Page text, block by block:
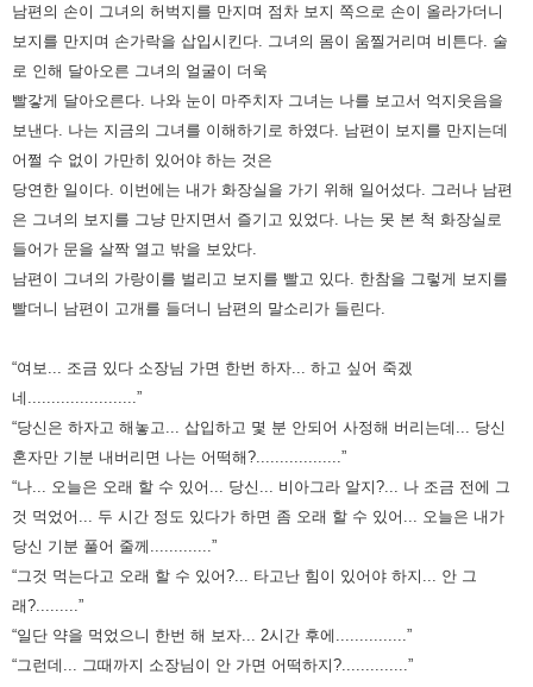
남편의 손이 그녀의 허벅지를 만지며 점차 보지 쪽으로 손이 올라가더니
보지를 만지며 손가락을 삽입시킨다.
그녀의 몸이 움찔거리며 비튼다. 술
로 인해 달아오른 그녀의 얼굴이 더욱
빨갛게 달아오른다. 나와 눈이 마주치자 그녀는 나를 보고서 억지웃음을
보낸다. 나는 지금의 그녀를 이해하기로 하였다. 남편이 보지를 만지는데
어쩔 수 없이 가만히 있어야 하는 것은
당연한 일이다. 이번에는 내가 화장실을 가기 위해 일어섰다. 그러나 남편
은 그녀의 보지를 그냥 만지면서 즐기고 있었다. 나는 못 본 척 화장실로
들어가 문을 살짝 열고 밖을 보았다.
남편이 그녀의 가랑이를 벌리고 보지를 빨고 있다. 한참을 그렇게 보지를
빨더니 남편이 고개를 들더니 남편의 말소리가 들린다.
“여보... 조금 있다 소장님 가면 한번 하자... 하고 싶어 죽겠
네.......................”
“당신은 하자고 해놓고... 삽입하고 몇 분 안되어 사정해 버리는데... 당신
혼자만 기분 내버리면 나는 어떡해?..................”
“나... 오늘은 오래 할 수 있어... 당신... 비아그라 알지?... 나 조금 전에 그
것 먹었어... 두 시간 정도 있다가 하면 좀 오래 할 수 있어... 오늘은 내가
당신 기분 풀어 줄께.............”
“그것 먹는다고 오래 할 수 있어?... 타고난 힘이 있어야 하지... 안 그
래?.........”
“일단 약을 먹었으니 한번 해 보자... 2시간 후에...............”
“그런데... 그때까지 소장님이 안 가면 어떡하지?..............”